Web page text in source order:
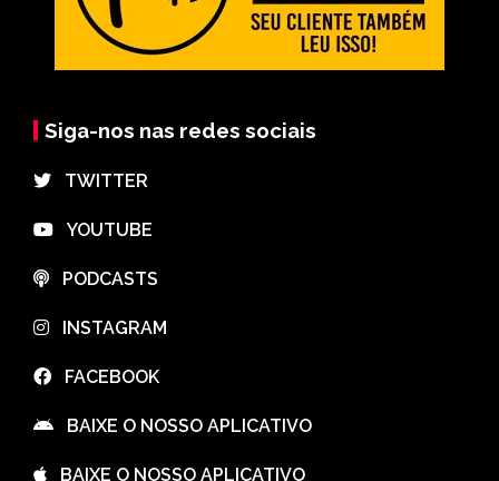
Siga-nos nas redes sociais
⠀TWITTER
⠀YOUTUBE
⠀PODCASTS
⠀INSTAGRAM
⠀FACEBOOK
⠀BAIXE O NOSSO APLICATIVO
⠀BAIXE O NOSSO APLICATIVO